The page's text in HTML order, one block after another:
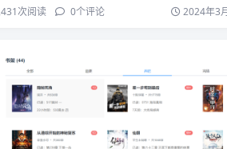
文…
次阅读 0个评论 2024年3